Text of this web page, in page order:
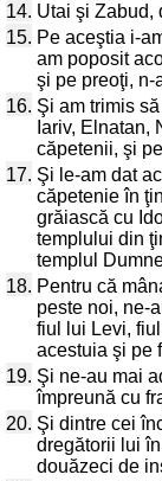
14. Utai şi Zabud,
15. Pe aceştia i-
am poposit
şi pe preoţi, n-
16. Şi am trimis
Iariv, Elnatan,
căpetenii, şi
17. Şi le-am dat
căpetenie în
grăiască cu
templului din
templul
18. Pentru că
peste noi, ne-
fiul lui Levi,
acestuia şi pe
19. Şi ne-au mai
împreună cu
20. Şi dintre cei
dregătorii lui
douăzeci de